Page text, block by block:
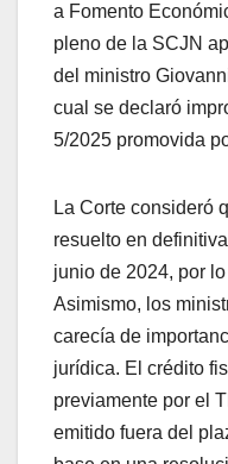
a Fomento
pleno de la SCJN
del ministro
cual se declaró
5/2025 promovida
La Corte consideró
resuelto en
junio de 2024, por
Asimismo, los
carecía de
jurídica. El crédito
previamente por el
emitido fuera del